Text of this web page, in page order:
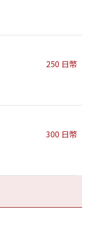
250 日幣
300 日幣